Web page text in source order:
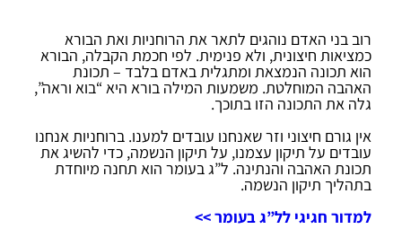
רוב בני האדם נוהגים לתאר את הרוחניות ואת הבורא
כמציאות חיצונית, ולא פנימית. לפי חכמת הקבלה, הבורא
הוא תכונה הנמצאת ומתגלית באדם בלבד – תכונת
האהבה המוחלטת. משמעות המילה בורא היא “בוא וראה”,
גלה את התכונה הזו בתוכך.
אין גורם חיצוני וזר שאנחנו עובדים למענו. ברוחניות אנחנו
עובדים על תיקון עצמנו, על תיקון הנשמה, כדי להשיג את
תכונת האהבה והנתינה. ל”ג בעומר הוא תחנה מיוחדת
בתהליך תיקון הנשמה.
למדור חגיגי לל”ג בעומר >>